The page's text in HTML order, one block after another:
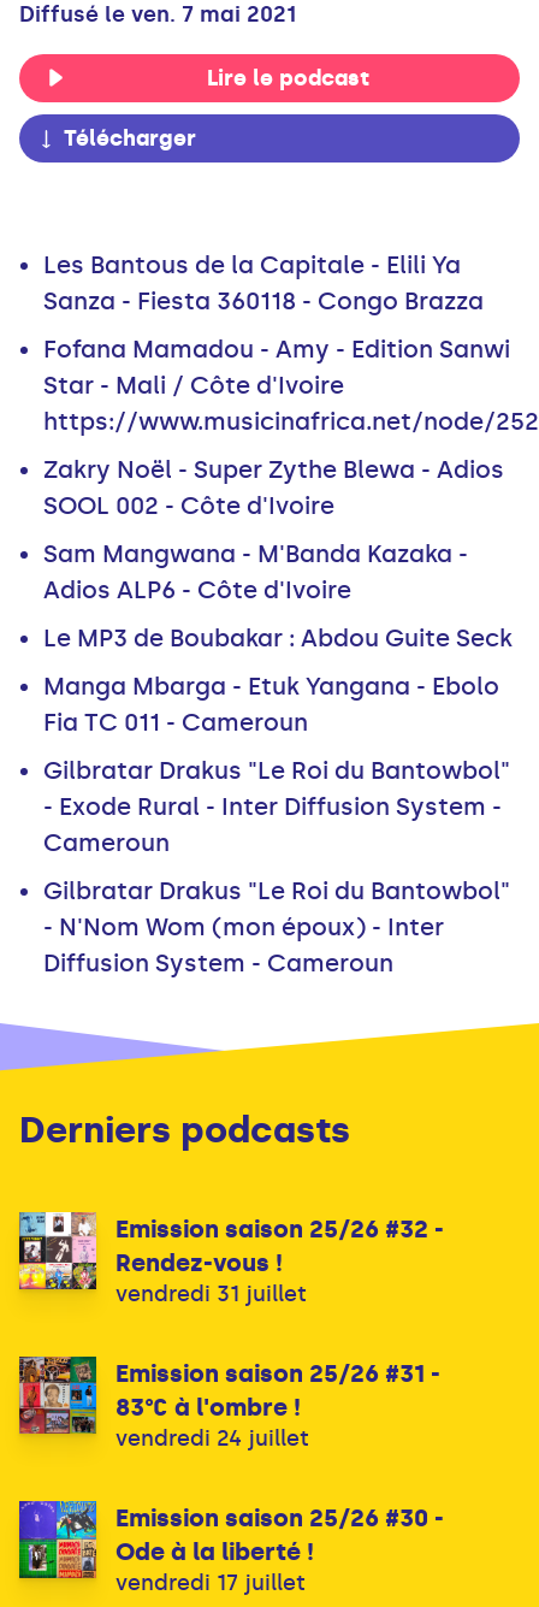
Diffusé le ven. 7 mai 2021
Lire le podcast
Télécharger
Les Bantous de la Capitale - Elili Ya
Sanza - Fiesta 360118 - Congo Brazza
Fofana Mamadou - Amy - Edition Sanwi
Star - Mali / Côte d'Ivoire
https://www.musicinafrica.net/node/
Zakry Noël - Super Zythe Blewa - Adios
SOOL 002 - Côte d'Ivoire
Sam Mangwana - M'Banda Kazaka -
Adios ALP6 - Côte d'Ivoire
Le MP3 de Boubakar : Abdou Guite Seck
Manga Mbarga - Etuk Yangana - Ebolo
Fia TC 011 - Cameroun
Gilbratar Drakus "Le Roi du Bantowbol"
- Exode Rural - Inter Diffusion System -
Cameroun
Gilbratar Drakus "Le Roi du Bantowbol"
- N'Nom Wom (mon époux) - Inter
Diffusion System - Cameroun
Derniers podcasts
Emission saison 25/26 #32 -
Rendez-vous !
vendredi 31 juillet
Emission saison 25/26 #31 -
83°C à l'ombre !
vendredi 24 juillet
Emission saison 25/26 #30 -
Ode à la liberté !
vendredi 17 juillet